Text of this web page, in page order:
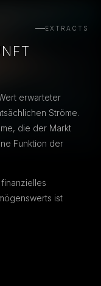
EXTRACTS
erwarteter
Ströme.
die der Markt
Funktion der
ist